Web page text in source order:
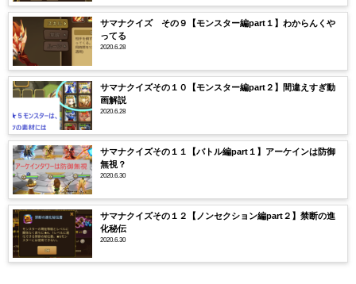
サマナクイズ その９【モンスター編part１】わからんくや
ってる
2020.6.28
サマナクイズその１０【モンスター編part２】間違えすぎ動
画解説
2020.6.28
サマナクイズその１１【バトル編part１】アーケインは防御
無視？
2020.6.30
サマナクイズその１２【ノンセクション編part２】禁断の進
化秘伝
2020.6.30